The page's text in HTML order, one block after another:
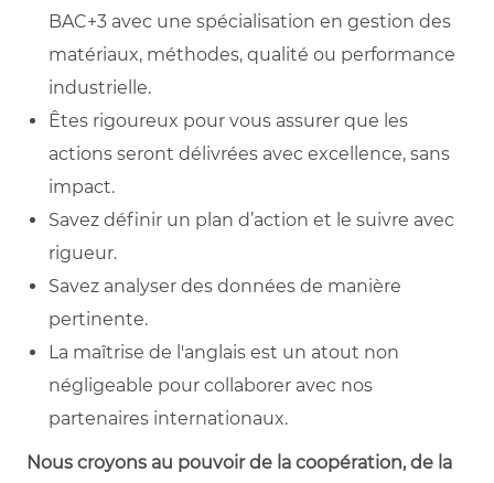
BAC+3 avec une spécialisation en gestion des
matériaux, méthodes, qualité ou performance
industrielle.
Êtes rigoureux pour vous assurer que les
actions seront délivrées avec excellence, sans
impact.
Savez définir un plan d’action et le suivre avec
rigueur.
Savez analyser des données de manière
pertinente.
La maîtrise de l'anglais est un atout non
négligeable pour collaborer avec nos
partenaires internationaux.
Nous croyons au pouvoir de la coopération, de la